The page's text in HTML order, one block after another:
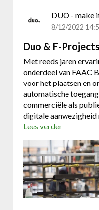
DUO - make
8/12/2022
Duo & F-Projects
Met reeds jaren
onderdeel van FAAC
voor het plaatsen en
automatische
commerciële als
digitale aanwezigheid
Lees verdero
e
r
D
u
o